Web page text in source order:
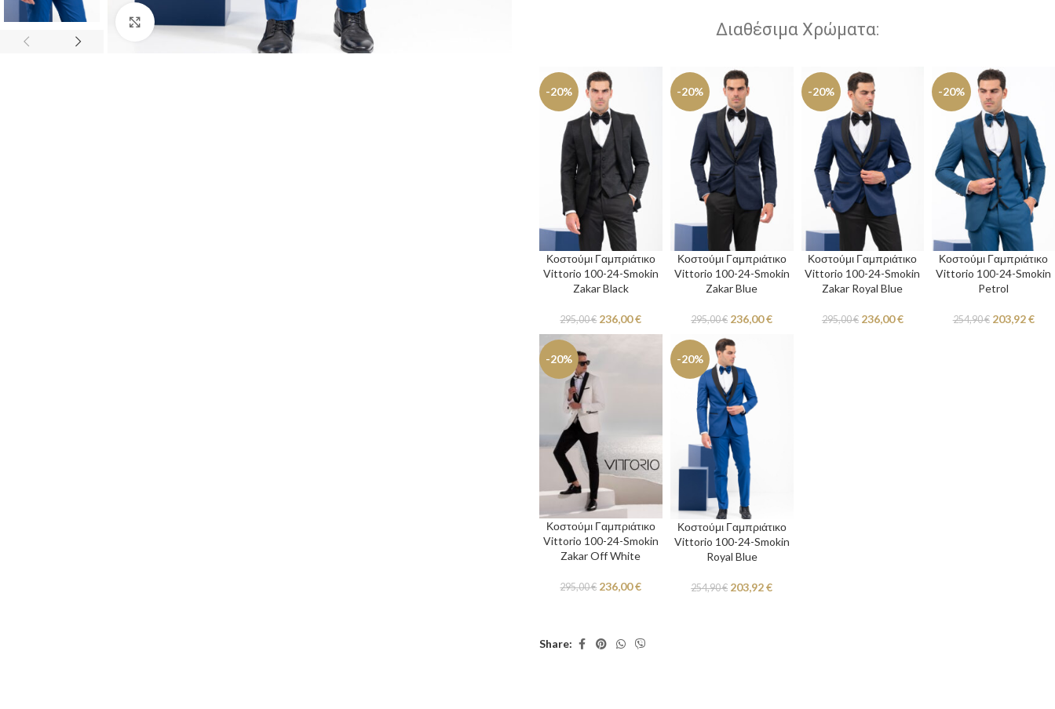
Κλικ για μεγέθυνση Διαθέσιμα Χρώματα:
-20%
Κοστούμι Γαμπριάτικο
Vittorio 100-24-Smokin
Zakar Black
295,00€ 236,00€
-20%
Κοστούμι Γαμπριάτικο
Vittorio 100-24-Smokin
Zakar Blue
295,00€ 236,00€
-20%
Κοστούμι Γαμπριάτικο
Vittorio 100-24-Smokin
Zakar Royal Blue
295,00€ 236,00€
-20%
Κοστούμι Γαμπριάτικο
Vittorio 100-24-Smokin
Petrol
254,90€ 203,92€
-20%
Κοστούμι Γαμπριάτικο
Vittorio 100-24-Smokin
Zakar Off White
295,00€ 236,00€
-20%
Κοστούμι Γαμπριάτικο
Vittorio 100-24-Smokin
Royal Blue
254,90€ 203,92€
Share: